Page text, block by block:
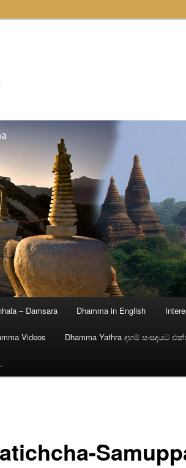
– Damsara Dhamma in English
Videos Dhamma Yathra දහම් සංසදයට